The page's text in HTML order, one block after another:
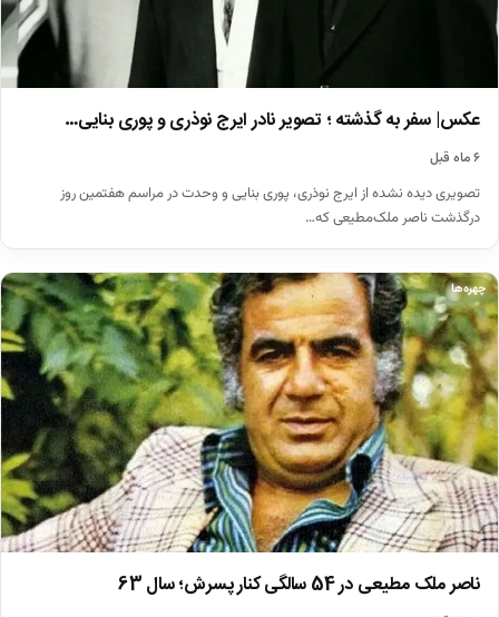
عکس| سفر به گذشته ؛ تصویر نادر ایرج نوذری و پوری بنایی…
۶ ماه قبل
تصویری دیده نشده از ایرج نوذری، پوری بنایی و وحدت در مراسم هفتمین روز
درگذشت ناصر ملک‌مطیعی که…
چهره‌ها
ناصر ملک مطیعی در 54 سالگی کنار پسرش؛ سال 63